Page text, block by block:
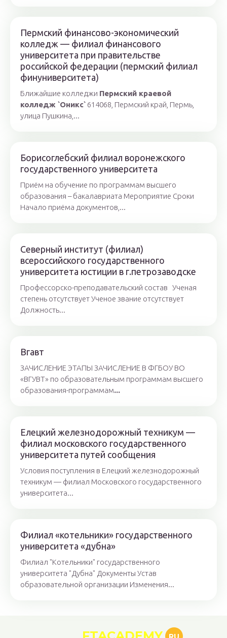
Пермский финансово-экономический
колледж — филиал финансового
университета при правительстве
российской федерации (пермский филиал
финуниверситета)
Ближайшие колледжи Пермский краевой
колледж `Оникс` 614068, Пермский край, Пермь,
улица Пушкина,...
Борисоглебский филиал воронежского
государственного университета
Приём на обучение по программам высшего
образования – бакалавриата Мероприятие Сроки
Начало приёма документов,...
Северный институт (филиал)
всероссийского государственного
университета юстиции в г.петрозаводске
Профессорско-преподавательский состав Ученая
степень отсутствует Ученое звание отсутствует
Должность...
Вгавт
ЗАЧИСЛЕНИЕ ЭТАПЫ ЗАЧИСЛЕНИЕ В ФГБОУ ВО
«ВГУВТ» по образовательным программам высшего
образования-программам...
Елецкий железнодорожный техникум —
филиал московского государственного
университета путей сообщения
Условия поступления в Елецкий железнодорожный
техникум — филиал Московского государственного
университета...
Филиал «котельники» государственного
университета «дубна»
Филиал "Котельники" государственного
университета "Дубна" Документы Устав
образовательной организации Изменения...